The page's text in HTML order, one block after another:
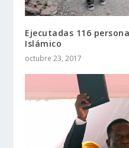
Ejecutadas 116
Islámico
octubre 23, 2017